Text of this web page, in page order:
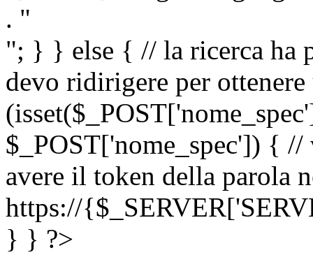
. "
"; } } else { // la ricerca ha
devo ridirigere per
$_POST['nome_spec']) {
avere il token della parola
https://
} } ?>